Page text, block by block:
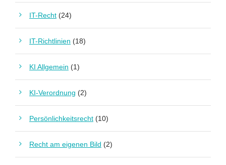
IT-Recht (24)
IT-Richtlinien (18)
KI Allgemein (1)
KI-Verordnung (2)
Persönlichkeitsrecht (10)
Recht am eigenen Bild (2)